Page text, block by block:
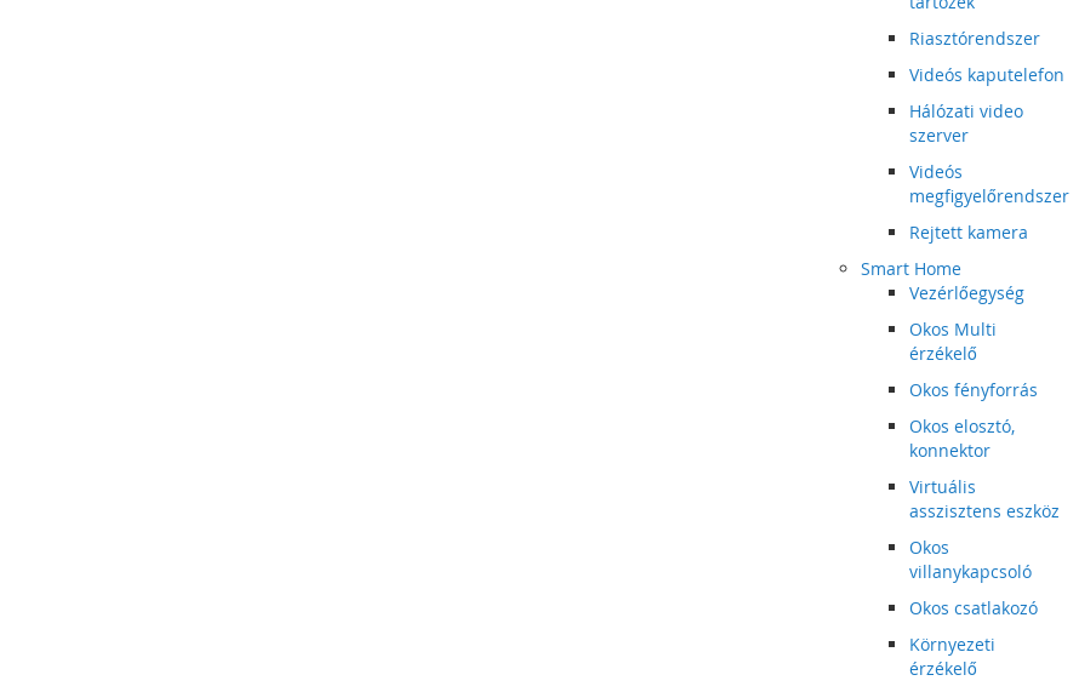
Riasztórendszer
Videós kaputelefon
Hálózati video
szerver
Videós
megfigyelőrendszer
Rejtett kamera
Smart Home
Vezérlőegység
Okos Multi
érzékelő
Okos fényforrás
Okos elosztó,
konnektor
Virtuális
asszisztens eszköz
Okos
villanykapcsoló
Okos csatlakozó
Környezeti
érzékelő